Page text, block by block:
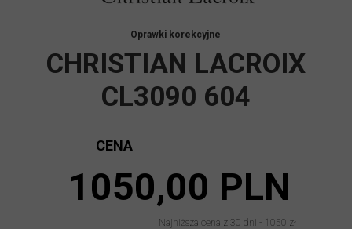
Oprawki korekcyjne
Najniższa cena z 30 dni - 1050 zł
CENA
1050,00 PLN
CHRISTIAN LACROIX
CL3090 604